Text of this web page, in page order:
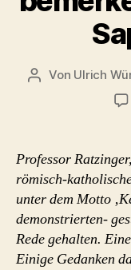
Beitragsautor
Von Ulrich
Professor
römisch-
unter dem Motto
demonstrierten-
Rede gehalten.
Einige Gedanken